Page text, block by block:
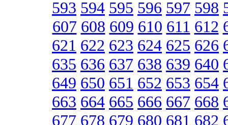
593 594 595 596 597 598
607 608 609 610 611 612
621 622 623 624 625 626
635 636 637 638 639 640
649 650 651 652 653 654
663 664 665 666 667 668
677 678 679 680 681 682